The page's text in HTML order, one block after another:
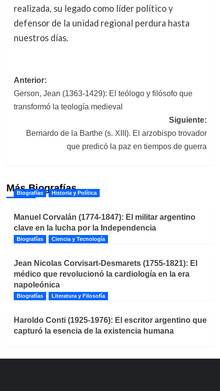
realizada, su legado como líder político y
defensor de la unidad regional perdura hasta
nuestros días.
Navegación
de
Anterior:
Gerson, Jean (1363-1429): El teólogo y filósofo que
transformó la teología medieval
Siguiente:
Bernardo de la Barthe (s. XIII). El arzobispo trovador
que predicó la paz en tiempos de guerra
Más Biografías
Biografías Historia y Política
Manuel Corvalán (1774-1847): El militar argentino
clave en la lucha por la Independencia
Biografías Ciencia y Tecnología
Jean Nicolas Corvisart-Desmarets (1755-1821): El
médico que revolucionó la cardiología en la era
napoleónica
Biografías Literatura y Filosofía
Haroldo Conti (1925-1976): El escritor argentino que
capturó la esencia de la existencia humana